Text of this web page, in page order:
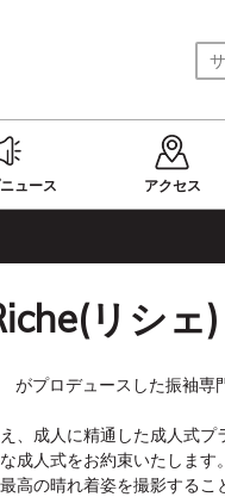
ニュース アクセス
リシェ)
プロデュースした振袖専
、成人に精通した成人式プ
成人式をお約束いたします。
高の晴れ着姿を撮影するこ